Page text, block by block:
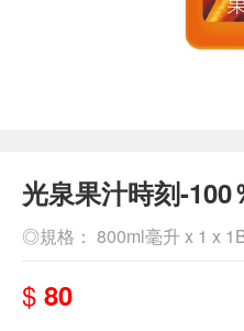
光泉果汁時刻-
◎規格： 800ml毫升 x 1 x
$ 80